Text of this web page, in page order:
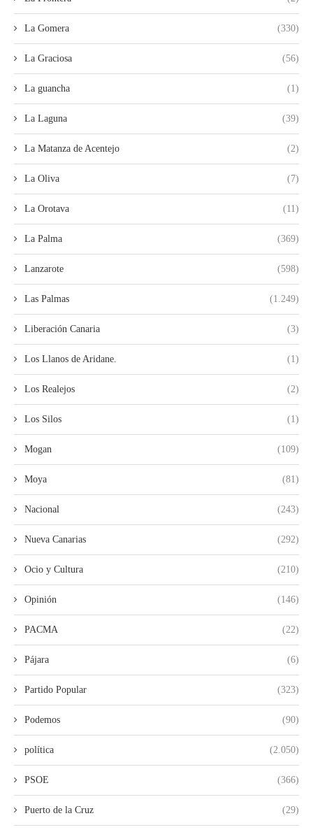
La Gomera (330)
La Graciosa (56)
La guancha (1)
La Laguna (39)
La Matanza de Acentejo (2)
La Oliva (7)
La Orotava (11)
La Palma (369)
Lanzarote (598)
Las Palmas (1.249)
Liberación Canaria (3)
Los Llanos de Aridane. (1)
Los Realejos (2)
Los Silos (1)
Mogan (109)
Moya (81)
Nacional (243)
Nueva Canarias (292)
Ocio y Cultura (210)
Opinión (146)
PACMA (22)
Pájara (6)
Partido Popular (323)
Podemos (90)
política (2.050)
PSOE (366)
Puerto de la Cruz (29)